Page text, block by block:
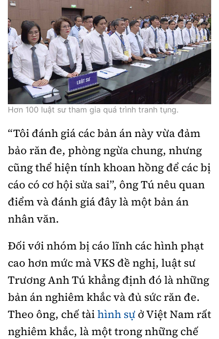
Hơn 100 luật sư tham gia quá trình tranh tụng.
“Tôi đánh giá các bản án này vừa đảm
bảo răn đe, phòng ngừa chung, nhưng
cũng thể hiện tính khoan hồng để các bị
cáo có cơ hội sửa sai”, ông Tú nêu quan
điểm và đánh giá đây là một bản án
nhân văn.
Đối với nhóm bị cáo lĩnh các hình phạt
cao hơn mức mà VKS đề nghị, luật sư
Trương Anh Tú khẳng định đó là những
bản án nghiêm khắc và đủ sức răn đe.
Theo ông, chế tàihình sự ở Việt Nam rất
nghiêm khắc, là một trong những chế